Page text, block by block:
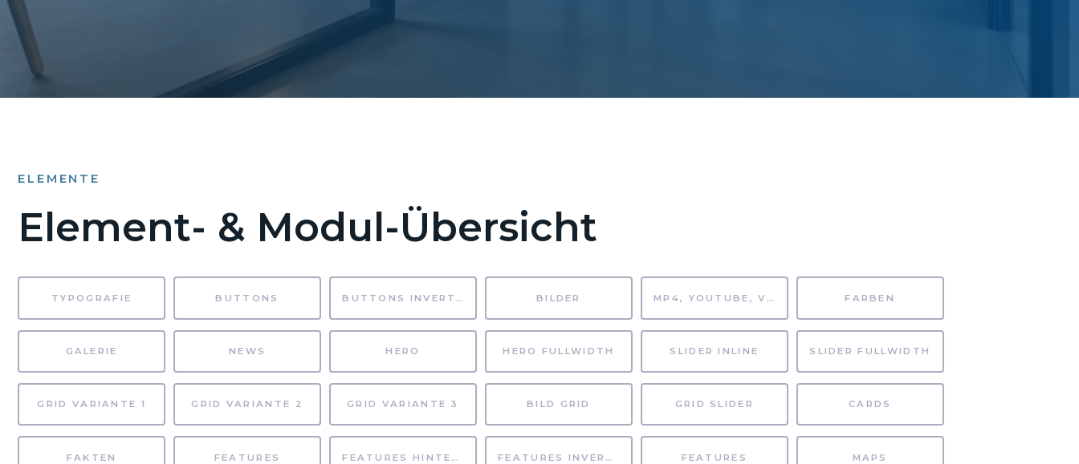
ELEMENTE
Element- & Modul-Übersicht
TYPOGRAFIE BUTTONS BUTTONS INVERTIERT BILDER MP4, YOUTUBE, VIMEO FARBEN
GALERIE NEWS HERO HERO FULLWIDTH SLIDER INLINE SLIDER FULLWIDTH
GRID VARIANTE 1 GRID VARIANTE 2 GRID VARIANTE 3 BILD GRID GRID SLIDER CARDS
FAKTEN FEATURES FEATURES HINTERGRUND FEATURES INVERTIERT FEATURES MAPS